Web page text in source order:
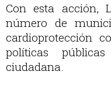
Con esta acción,
número de
cardioprotección
políticas
ciudadana.